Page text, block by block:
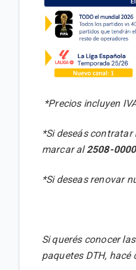
*Precios incluyen
*Si deseás
marcar al2508-
*Si deseas renovar
Si querés conocer
paquetes DTH, hacé